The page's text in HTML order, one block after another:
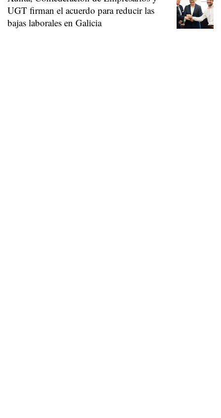
UGT firman el acuerdo para reducir las
bajas laborales en Galicia